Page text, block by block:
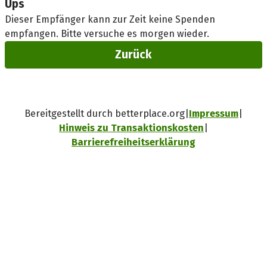
Ups
Dieser Empfänger kann zur Zeit keine Spenden
empfangen. Bitte versuche es morgen wieder.
Zurück
Bereitgestellt durch betterplace.org Impressum
Hinweis zu Transaktionskosten
Barrierefreiheitserklärung